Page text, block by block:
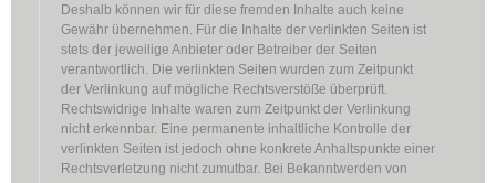
Deshalb können wir für diese fremden Inhalte auch keine
Gewähr übernehmen. Für die Inhalte der verlinkten Seiten ist
stets der jeweilige Anbieter oder Betreiber der Seiten
verantwortlich. Die verlinkten Seiten wurden zum Zeitpunkt
der Verlinkung auf mögliche Rechtsverstöße überprüft.
Rechtswidrige Inhalte waren zum Zeitpunkt der Verlinkung
nicht erkennbar. Eine permanente inhaltliche Kontrolle der
verlinkten Seiten ist jedoch ohne konkrete Anhaltspunkte einer
Rechtsverletzung nicht zumutbar. Bei Bekanntwerden von